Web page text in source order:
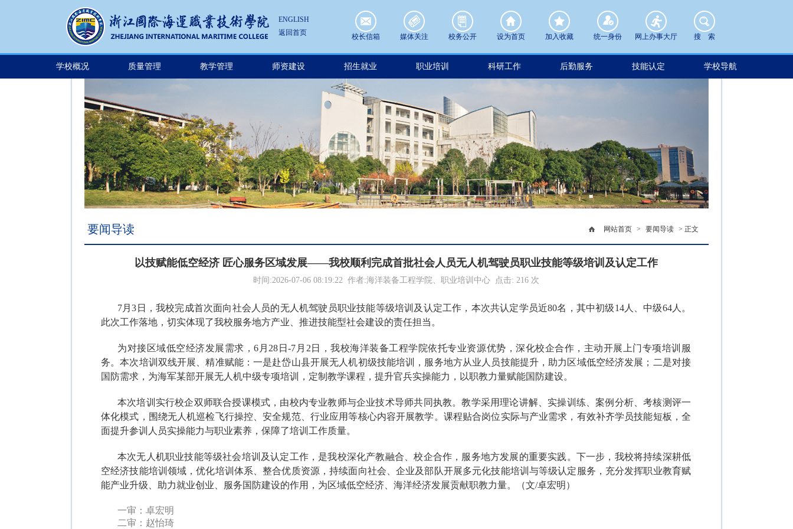
ENGLISH
返回首页
校长信箱 媒体关注 校务公开 设为首页 加入收藏 统一身份 网上办事大厅 搜 索
学校概况 质量管理 教学管理 师资建设 招生就业 职业培训 科研工作 后勤服务 技能认定 学校导航
要闻导读 网站首页 > 要闻导读 > 正文
以技赋能低空经济 匠心服务区域发展——我校顺利完成首批社会人员无人机驾驶员职业技能等级培训及认定工作
时间:2026-07-06 08:19:22 作者:海洋装备工程学院、职业培训中心 点击: 216次
7月3日，我校完成首次面向社会人员的无人机驾驶员职业技能等级培训及认定工作，本次共认定学员近80名，其中初级14人、中级64人。
此次工作落地，切实体现了我校服务地方产业、推进技能型社会建设的责任担当。
为对接区域低空经济发展需求，6月28日-7月2日，我校海洋装备工程学院依托专业资源优势，深化校企合作，主动开展上门专项培训服
务。本次培训双线开展、精准赋能：一是赴岱山县开展无人机初级技能培训，服务地方从业人员技能提升，助力区域低空经济发展；二是对接
国防需求，为海军某部开展无人机中级专项培训，定制教学课程，提升官兵实操能力，以职教力量赋能国防建设。
本次培训实行校企双师联合授课模式，由校内专业教师与企业技术导师共同执教。教学采用理论讲解、实操训练、案例分析、考核测评一
体化模式，围绕无人机巡检飞行操控、安全规范、行业应用等核心内容开展教学。课程贴合岗位实际与产业需求，有效补齐学员技能短板，全
面提升参训人员实操能力与职业素养，保障了培训工作质量。
本次无人机职业技能等级社会培训及认定工作，是我校深化产教融合、校企合作，服务地方发展的重要实践。下一步，我校将持续深耕低
空经济技能培训领域，优化培训体系、整合优质资源，持续面向社会、企业及部队开展多元化技能培训与等级认定服务，充分发挥职业教育赋
能产业升级、助力就业创业、服务国防建设的作用，为区域低空经济、海洋经济发展贡献职教力量。（文/卓宏明）
一审：卓宏明
二审：赵怡琦